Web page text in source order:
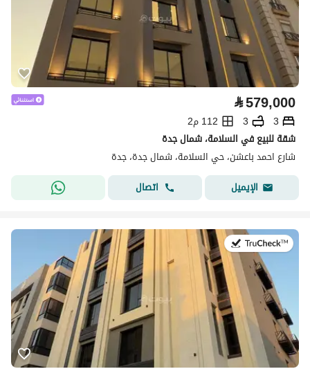
⃁579,000
3
3
112 م2
شقة للبيع في السلامة، شمال جدة
شارع احمد باعشن، حي السلامة، شمال جدة، جدة
الإيميل
اتصال
في:22 يوليو 2026